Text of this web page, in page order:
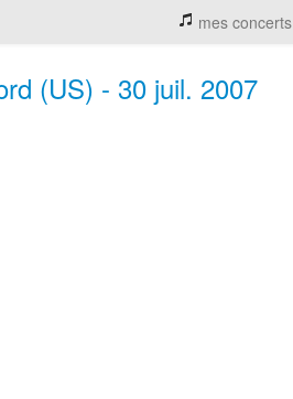
mes concerts
(US) - 30 juil. 2007